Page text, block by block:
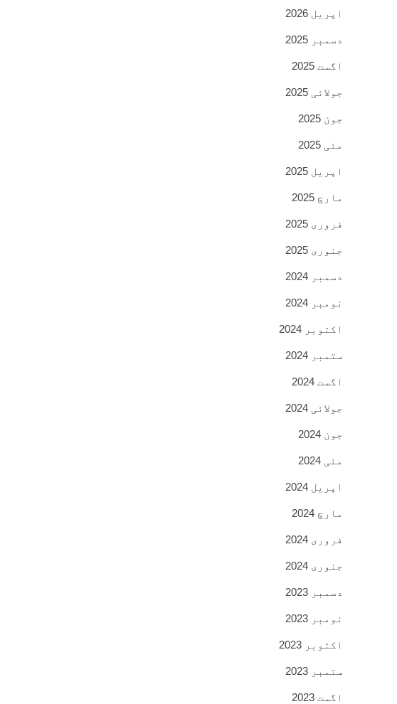
اپریل 2026
دسمبر 2025
اگست 2025
جولائی 2025
جون 2025
مئی 2025
اپریل 2025
مارچ 2025
فروری 2025
جنوری 2025
دسمبر 2024
نومبر 2024
اکتوبر 2024
ستمبر 2024
اگست 2024
جولائی 2024
جون 2024
مئی 2024
اپریل 2024
مارچ 2024
فروری 2024
جنوری 2024
دسمبر 2023
نومبر 2023
اکتوبر 2023
ستمبر 2023
اگست 2023